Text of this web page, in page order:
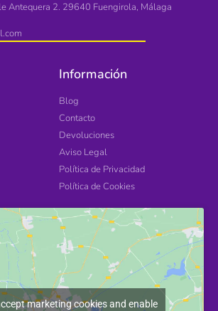
Antequera 2. 29640 Fuengirola, Málaga
Información
Blog
Contacto
Devoluciones
Aviso Legal
Política de Privacidad
Política de Cookies
marketing cookies and enable